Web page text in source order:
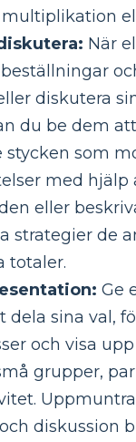
När
diskutera
du be dem
stycken som
med hjälp
eller
strategier de
totaler.
Ge
sina val,
och visa
grupper,
diskussion